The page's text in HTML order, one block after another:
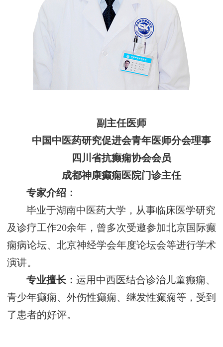
副主任医师
中国中医药研究促进会青年医师分会理事
四川省抗癫痫协会会员
成都神康癫痫医院门诊主任
专家介绍：
毕业于湖南中医药大学，从事临床医学研究
及诊疗工作20余年，曾多次受邀参加北京国际癫
痫病论坛、北京神经学会年度论坛会等进行学术
演讲。
专业擅长：运用中西医结合诊治儿童癫痫、
青少年癫痫、外伤性癫痫、继发性癫痫等，受到
了患者的好评。